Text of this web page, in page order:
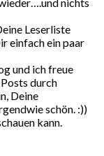
Leserliste
einfach ein paar
und ich freue
durch
Deine
schön. :))
kann.